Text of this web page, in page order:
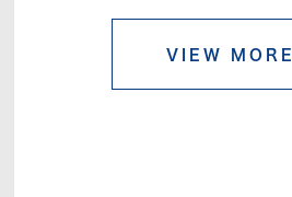
VIEW MORE